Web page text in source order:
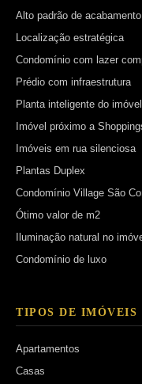
Alto padrão de acabamento
Localização estratégica
Condomínio com lazer
Prédio com infraestrutura
Planta inteligente do imóvel
Imóvel próximo a
Imóveis em rua silenciosa
Plantas Duplex
Condomínio Village São
Ótimo valor de m2
Iluminação natural no
Condomínio de luxo
TIPOS DE IMÓVEIS
Apartamentos
Casas